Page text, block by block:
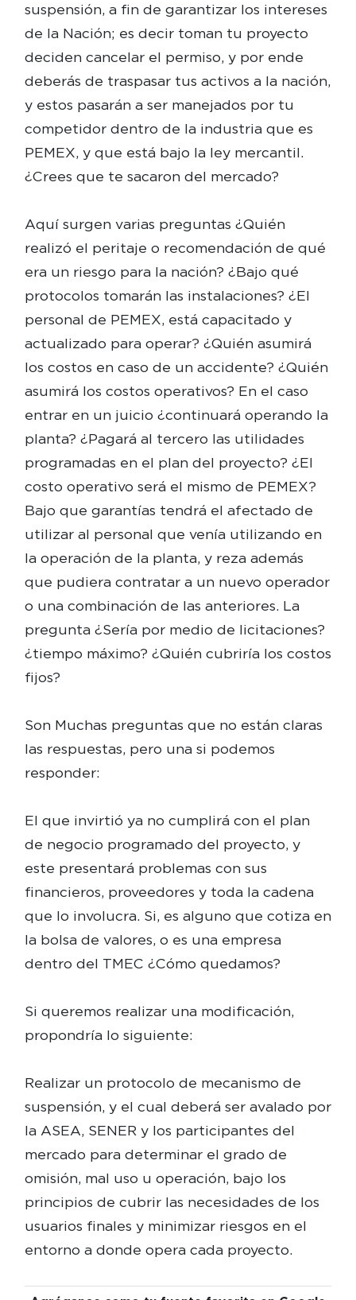
suspensión, a fin de garantizar los intereses
de la Nación; es decir toman tu proyecto
deciden cancelar el permiso, y por ende
deberás de traspasar tus activos a la nación,
y estos pasarán a ser manejados por tu
competidor dentro de la industria que es
PEMEX, y que está bajo la ley mercantil.
¿Crees que te sacaron del mercado?
Aquí surgen varias preguntas ¿Quién
realizó el peritaje o recomendación de qué
era un riesgo para la nación? ¿Bajo qué
protocolos tomarán las instalaciones? ¿El
personal de PEMEX, está capacitado y
actualizado para operar? ¿Quién asumirá
los costos en caso de un accidente? ¿Quién
asumirá los costos operativos? En el caso
entrar en un juicio ¿continuará operando la
planta? ¿Pagará al tercero las utilidades
programadas en el plan del proyecto? ¿El
costo operativo será el mismo de PEMEX?
Bajo que garantías tendrá el afectado de
utilizar al personal que venía utilizando en
la operación de la planta, y reza además
que pudiera contratar a un nuevo operador
o una combinación de las anteriores. La
pregunta ¿Sería por medio de licitaciones?
¿tiempo máximo? ¿Quién cubriría los costos
fijos?
Son Muchas preguntas que no están claras
las respuestas, pero una si podemos
responder:
El que invirtió ya no cumplirá con el plan
de negocio programado del proyecto, y
este presentará problemas con sus
financieros, proveedores y toda la cadena
que lo involucra. Si, es alguno que cotiza en
la bolsa de valores, o es una empresa
dentro del TMEC ¿Cómo quedamos?
Si queremos realizar una modificación,
propondría lo siguiente:
Realizar un protocolo de mecanismo de
suspensión, y el cual deberá ser avalado por
la ASEA, SENER y los participantes del
mercado para determinar el grado de
omisión, mal uso u operación, bajo los
principios de cubrir las necesidades de los
usuarios finales y minimizar riesgos en el
entorno a donde opera cada proyecto.